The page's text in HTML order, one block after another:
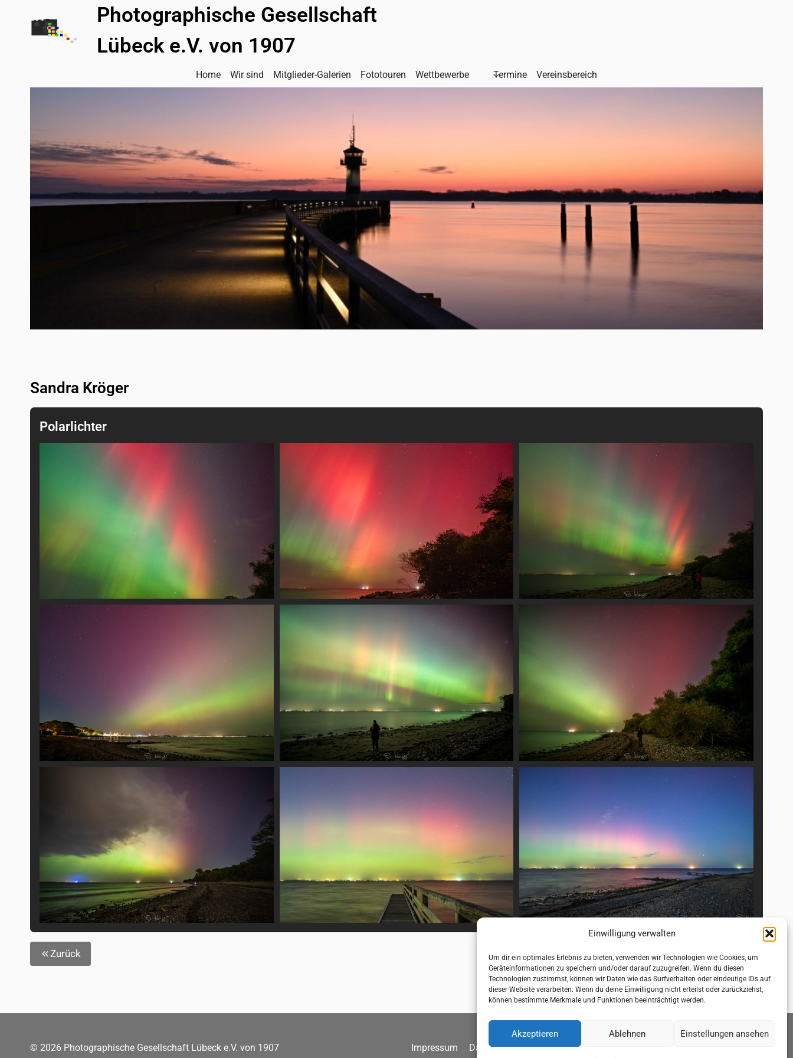
Einwilligung verwalten
Um dir ein optimales Erlebnis zu bieten, verwenden wir Technologien wie Cookies, um
Geräteinformationen zu speichern und/oder darauf zuzugreifen. Wenn du diesen
Technologien zustimmst, können wir Daten wie das Surfverhalten oder eindeutige IDs auf
dieser Website verarbeiten. Wenn du deine Einwilligung nicht erteilst oder zurückziehst,
können bestimmte Merkmale und Funktionen beeinträchtigt werden.
Akzeptieren Ablehnen Einstellungen ansehen
springen
Photographische Gesellschaft
Lübeck e.V. von 1907
Home Wir sind Mitglieder-Galerien Fototouren Wettbewerbe Termine Vereinsbereich
Sandra Kröger
Polarlichter
Zurück
© 2026 Photographische Gesellschaft Lübeck e.V. von 1907 Impressum Datenschutz Disclaimer